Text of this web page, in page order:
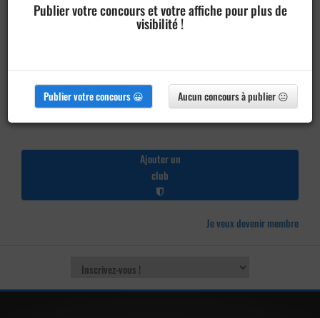
Ajouter un
club
Je veux devenir membre
Publier votre concours et votre affiche pour plus de
visibilité !
Publier votre concours 😀 Aucun concours à publier 😐